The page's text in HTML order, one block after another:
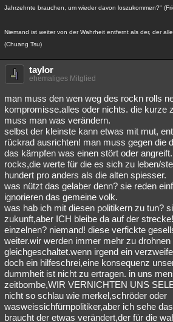
Jahrzehnte brauchen, um wieder davon loszukommen?"
Niemand ist weiter von der Wahrheit entfernt als der, der
(Chuang Tsu)
taylor
ehemaliges Mitglied
man muss den wen weg des rockn rolls
kompromisse.alles oder nichts. die kurze
muss man was verändern.
selbst der kleinste kann etwas mit mut,
rückrad ausrichten! man muss gegen die
das kämpfen was einen stört oder
rocks,die werte für die es sich zu leben/
hundert pro anders als die alten spiesser.
was nützt das gelaber denn? sie reden
ignorieren das gemeine volk.
was hab ich mit diesen politikern zu tun?
zukunft,aber ICH bleibe da auf der
einzelnen? niemand! diese verfickte
weiter.wir werden immer mehr zu drohnen
gleichgeschaltet.wenn irgend ein
doch ein hilfeschrei,eine konsequenz
dummheit ist nicht zu ertragen. in uns
zeitbombe,WIR VERNICHTEN UNS
nicht so schlau wie merkel,schröder oder
wasweissichfürnpolitiker,aber ich sehe
braucht der etwas verändert,der für die